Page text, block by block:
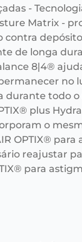
-
Matrix -
contra
de longa
8|4®
no
durante todo o
plus
o
OPTIX® para
reajustar
para